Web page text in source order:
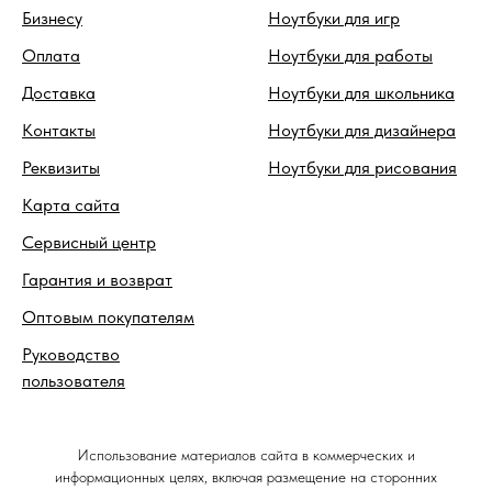
Бизнесу
Оплата
Доставка
Контакты
Реквизиты
Карта сайта
Сервисный центр
Гарантия и возврат
Оптовым покупателям
Руководство
пользователя
Ноутбуки для игр
Ноутбуки для работы
Ноутбуки для школьника
Ноутбуки для дизайнера
Ноутбуки для рисования
Использование материалов сайта в коммерческих и
информационных целях, включая размещение на сторонних